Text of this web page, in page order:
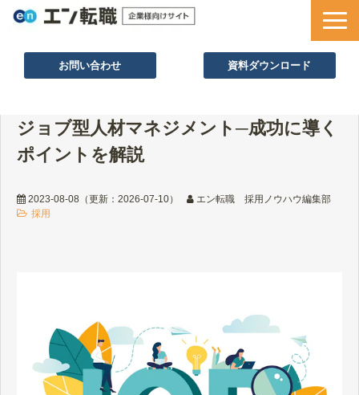
お問い合わせ 資料ダウンロード
採用ノウハウ
セミナー情報
ジョブ型人材マネジメント─成功に導く
ポイントを解説
2023-08-08 （更新： 2026-07-10）
エン転職 採用ノウハウ編集部
採用